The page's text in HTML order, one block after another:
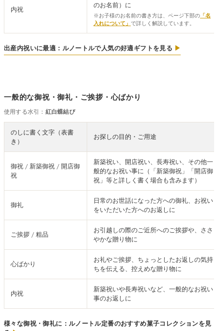
内祝
のお名前）に
※お子様のお名前の書き方は、ページ下部の 「名
入れについて」 で詳しく解説しています。
出産内祝いに最適：ルノートルで人気の好適ギフトを見る ▶
一般的な御祝・御礼・ご挨拶・心ばかり
使用する水引： 紅白蝶結び
のしに書く文字（表書
き）
お探しの目的・ご用途
御祝 / 新築御祝 / 開店御
祝
新築祝い、開店祝い、長寿祝い、その他一
般的なお祝い事に（「新築御祝」「開店御
祝」等と詳しく書く場合も含みます）
御礼
日常のお世話になった方への御礼、お祝い
をいただいた方へのお返しに
ご挨拶 / 粗品
お引越しの際のご近所へのご挨拶や、ささ
やかな贈り物に
心ばかり
お礼やご挨拶、ちょっとしたお返しの気持
ちを伝える、控えめな贈り物に
内祝
新築祝いや長寿祝いなど、一般的なお祝い
事のお返しに
様々な御祝・御礼に：ルノートル定番のおすすめ菓子コレクションを見